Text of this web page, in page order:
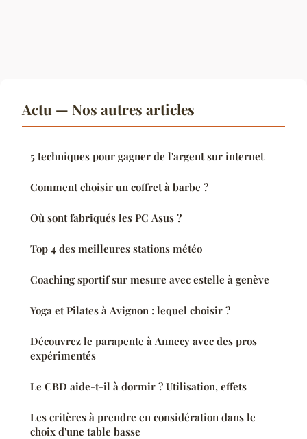
Actu — Nos autres articles
5 techniques pour gagner de l'argent sur internet
Comment choisir un coffret à barbe ?
Où sont fabriqués les PC Asus ?
Top 4 des meilleures stations météo
Coaching sportif sur mesure avec estelle à genève
Yoga et Pilates à Avignon : lequel choisir ?
Découvrez le parapente à Annecy avec des pros
expérimentés
Le CBD aide-t-il à dormir ? Utilisation, effets
Les critères à prendre en considération dans le
choix d'une table basse